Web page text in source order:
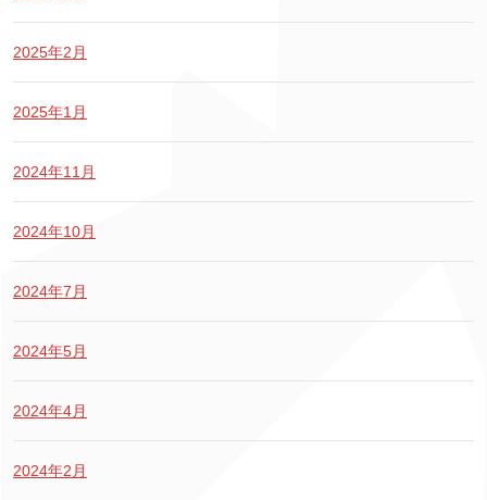
2025年2月
2025年1月
2024年11月
2024年10月
2024年7月
2024年5月
2024年4月
2024年2月